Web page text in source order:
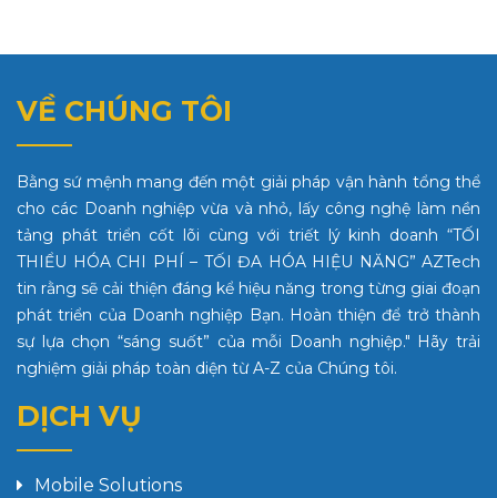
VỀ CHÚNG TÔI
Bằng sứ mệnh mang đến một giải pháp vận hành tổng thể
cho các Doanh nghiệp vừa và nhỏ, lấy công nghệ làm nền
tảng phát triển cốt lõi cùng với triết lý kinh doanh “TỐI
THIỂU HÓA CHI PHÍ – TỐI ĐA HÓA HIỆU NĂNG” AZTech
tin rằng sẽ cải thiện đáng kể hiệu năng trong từng giai đoạn
phát triển của Doanh nghiệp Bạn. Hoàn thiện để trở thành
sự lựa chọn “sáng suốt” của mỗi Doanh nghiệp." Hãy trải
nghiệm giải pháp toàn diện từ A-Z của Chúng tôi.
DỊCH VỤ
Mobile Solutions